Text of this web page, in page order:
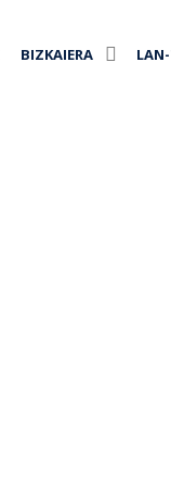
BIZKAIERA